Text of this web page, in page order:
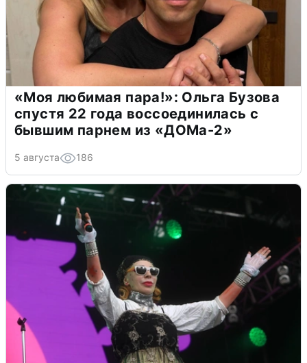
«Моя любимая пара!»: Ольга Бузова
спустя 22 года воссоединилась с
бывшим парнем из «ДОМа-2»
5 августа 186